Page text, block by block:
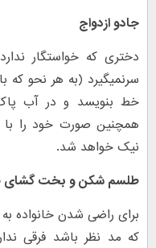
جادو ازدواج
دختری که خواستگار
سرنمیگیرد (به هر نحو که
خط بنویسد و در آب
همچنین صورت خود را
نیک خواهد شد.
طلسم شکن و بخت گشای
برای راضی شدن خانواده
که مد نظر باشد فرقی